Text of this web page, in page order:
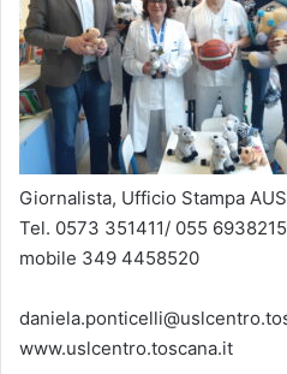
Giornalista, Ufficio Stampa
Tel. 0573 351411/ 055 6938215
mobile 349 4458520
www.uslcentro.toscana.it